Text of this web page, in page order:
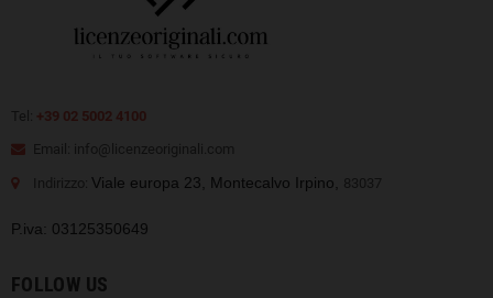
Tel: +39 02 5002 4100
Email: info@licenzeoriginali.com
Indirizzo: Viale europa 23, Montecalvo Irpino, 83037
P.iva: 03125350649
FOLLOW US